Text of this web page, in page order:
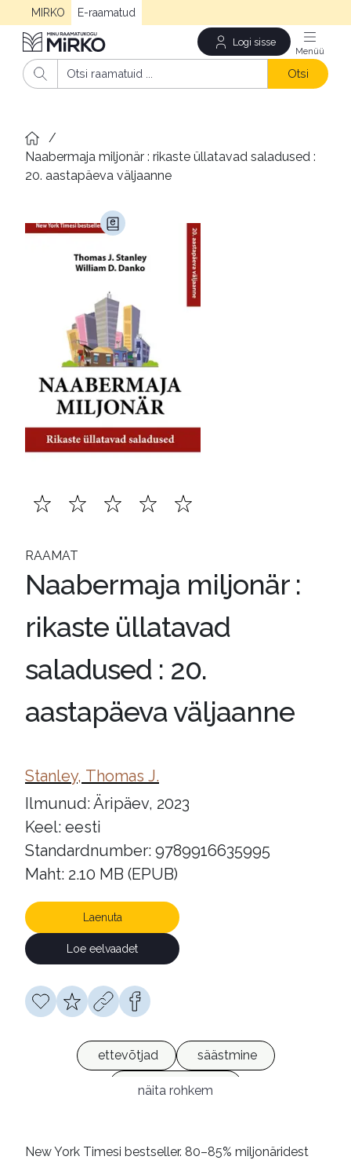
MIRKO E-raamatud
Logi sisse
Otsi
/
Naabermaja miljonär : rikaste üllatavad saladused :
20. aastapäeva väljaanne
RAAMAT
Naabermaja miljonär :
rikaste üllatavad
saladused : 20.
aastapäeva väljaanne
Stanley, Thomas J.
Ilmunud: Äripäev, 2023
Keel: eesti
Standardnumber: 9789916635995
Maht: 2.10 MB (EPUB)
Laenuta
Loe eelvaadet
ettevõtjad
säästmine
finantskirjaoskus
jõukus
miljonärid e-raamatud
näita rohkem
New York Timesi bestseller. 80–85% miljonäridest